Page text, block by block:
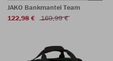
JAKO Bankmantel Team
122,98 €
169,99 €